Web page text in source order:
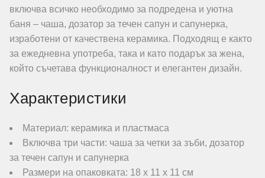
включва всичко необходимо за подредена и уютна
баня – чаша, дозатор за течен сапун и сапунерка,
изработени от качествена керамика. Подходящ е както
за ежедневна употреба, така и като подарък за жена,
който съчетава функционалност и елегантен дизайн.
Характеристики
Материал: керамика и пластмаса
Включва три части: чаша за четки за зъби, дозатор
за течен сапун и сапунерка
Размери на опаковката: 18 х 11 х 11 см